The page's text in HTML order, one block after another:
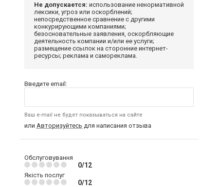
Не допускается: использование ненормативной
лексики, угроз или оскорблений;
непосредственное сравнение с другими
конкурирующими компаниями;
безосновательные заявления, оскорбляющие
деятельность компании и/или ее услуги;
размещение ссылок на сторонние интернет-
ресурсы; реклама и самореклама.
Введите email:
Ваш e-mail не будет показываться на сайте
или Авторизуйтесь для написания отзыва
Обслуговування
0/12
Якість послуг
0/12